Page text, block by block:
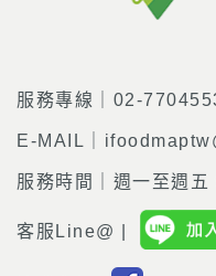
服務專線｜02-
E-MAIL｜
服務時間｜週一至週
客服Line@ |